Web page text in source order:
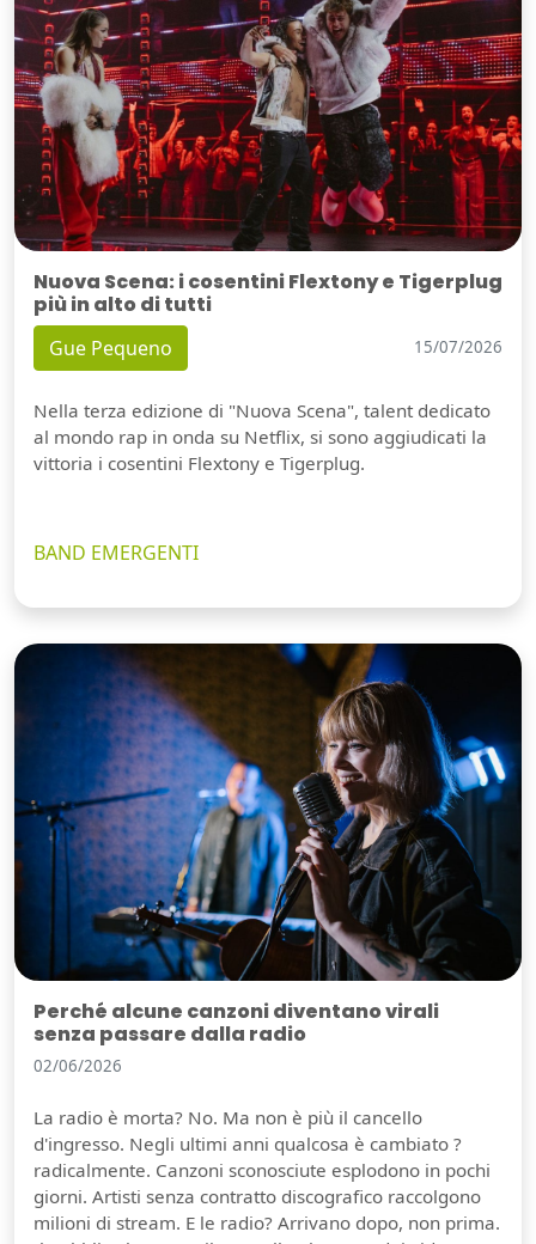
Nuova Scena: i cosentini Flextony e Tigerplug
più in alto di tutti
Gue Pequeno 15/07/2026
Nella terza edizione di "Nuova Scena", talent dedicato
al mondo rap in onda su Netflix, si sono aggiudicati la
vittoria i cosentini Flextony e Tigerplug.
BAND EMERGENTI
Perché alcune canzoni diventano virali
senza passare dalla radio
02/06/2026
La radio è morta? No. Ma non è più il cancello
d'ingresso. Negli ultimi anni qualcosa è cambiato ?
radicalmente. Canzoni sconosciute esplodono in pochi
giorni. Artisti senza contratto discografico raccolgono
milioni di stream. E le radio? Arrivano dopo, non prima.